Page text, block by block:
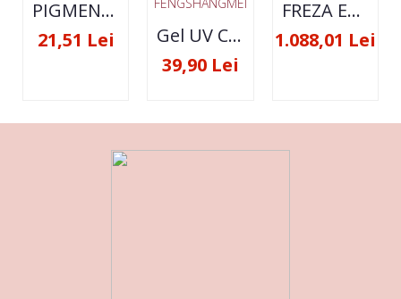
PIGMENT NEON SET 12 CULORI
21,51 Lei
Gel UV Constructie FSM 50ML - 07
39,90 Lei
FREZA ELECTRICA STRONG 210 35000 RPM- ORIGINALA
1.088,01 Lei